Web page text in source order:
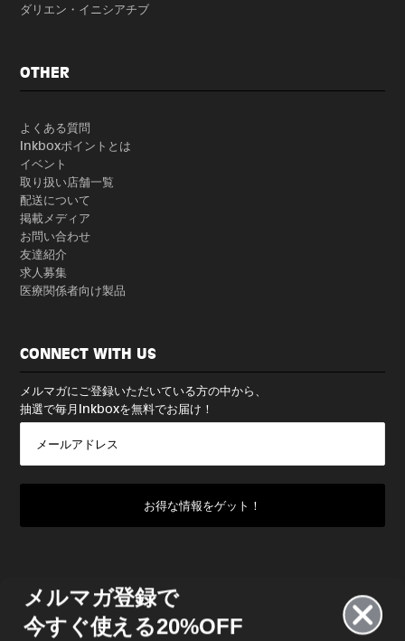
ダリエン・イニシアチブ
OTHER
よくある質問
Inkboxポイントとは
イベント
取り扱い店舗一覧
配送について
掲載メディア
お問い合わせ
友達紹介
求人募集
医療関係者向け製品
CONNECT WITH US
メルマガにご登録いただいている方の中から、
抽選で毎月Inkboxを無料でお届け！
メルマガ登録で
今すぐ使える20%OFF